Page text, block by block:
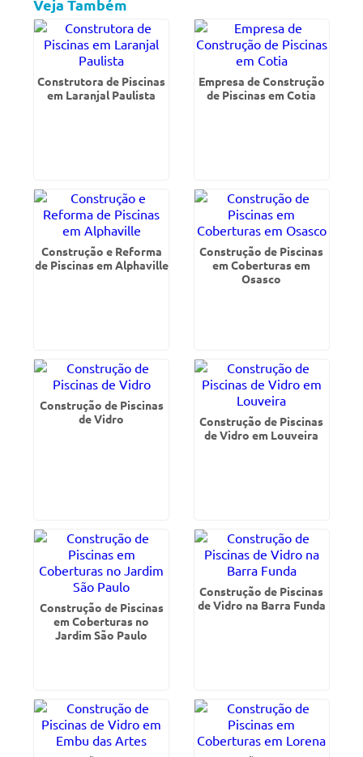
Veja Também
Construtora de Piscinas
em Laranjal Paulista
Empresa de Construção
de Piscinas em Cotia
Construção e Reforma
de Piscinas em Alphaville
Construção de Piscinas
em Coberturas em
Osasco
Construção de Piscinas
de Vidro
Construção de Piscinas
de Vidro em Louveira
Construção de Piscinas
em Coberturas no
Jardim São Paulo
Construção de Piscinas
de Vidro na Barra Funda